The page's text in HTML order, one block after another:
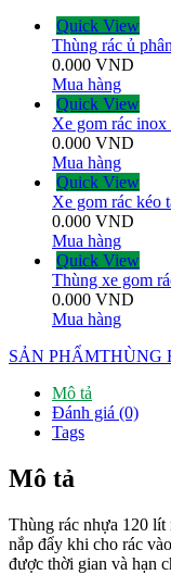
Quick View
Thùng rác ủ
0.000 VND
Mua hàng
Quick View
Xe gom rác
0.000 VND
Mua hàng
Quick View
Xe gom rác kéo
0.000 VND
Mua hàng
Quick View
Thùng xe gom
0.000 VND
Mua hàng
SẢN PHẨMTHÙNG
Mô tả
Đánh giá (0)
Tags
Mô tả
Thùng rác nhựa 120 lít
nắp đẩy khi cho rác
được thời gian và hạn